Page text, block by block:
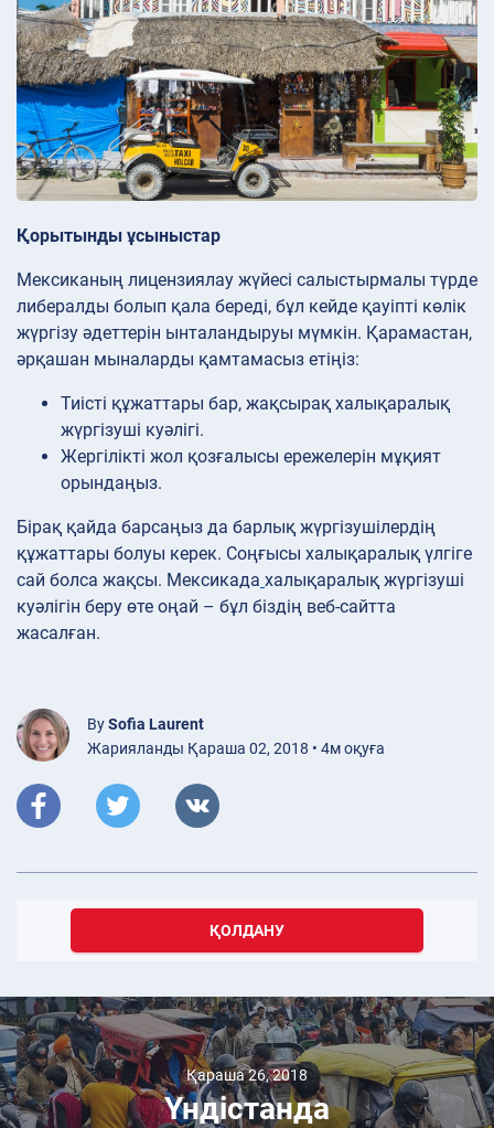
Қорытынды ұсыныстар
Мексиканың лицензиялау жүйесі салыстырмалы түрде
либералды болып қала береді, бұл кейде қауіпті көлік
жүргізу әдеттерін ынталандыруы мүмкін. Қарамастан,
әрқашан мыналарды қамтамасыз етіңіз:
Тиісті құжаттары бар, жақсырақ халықаралық
жүргізуші куәлігі.
Жергілікті жол қозғалысы ережелерін мұқият
орындаңыз.
Бірақ қайда барсаңыз да барлық жүргізушілердің
құжаттары болуы керек. Соңғысы халықаралық үлгіге
сай болса жақсы. Мексикада халықаралық жүргізуші
куәлігін беру өте оңай – бұл біздің веб-сайтта
жасалған.
BySofia Laurent
Жарияланды Қараша 02, 2018 • 4м оқуға
ҚОЛДАНУ
Қараша 26, 2018
Үндістанда